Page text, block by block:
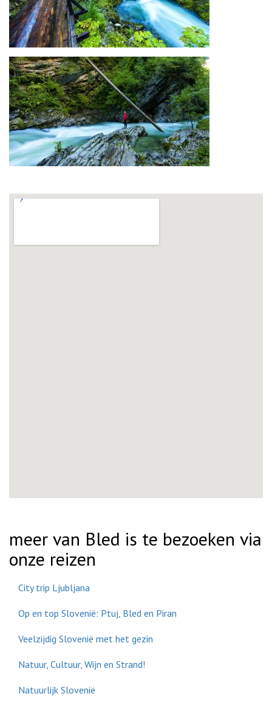
meer van Bled is te bezoeken via
onze reizen
City trip Ljubljana
Op en top Slovenië: Ptuj, Bled en Piran
Veelzijdig Slovenië met het gezin
Natuur, Cultuur, Wijn en Strand!
Natuurlijk Slovenië